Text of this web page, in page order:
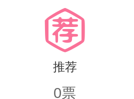
推荐
0票